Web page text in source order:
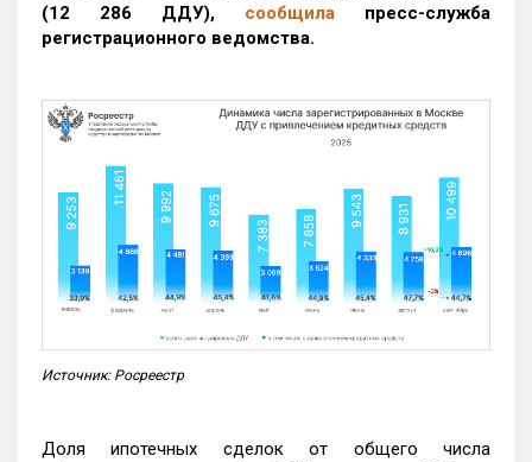
(12 286 ДДУ), сообщила пресс-служба
регистрационного ведомства.
Источник: Росреестр
Доля ипотечных сделок от общего числа